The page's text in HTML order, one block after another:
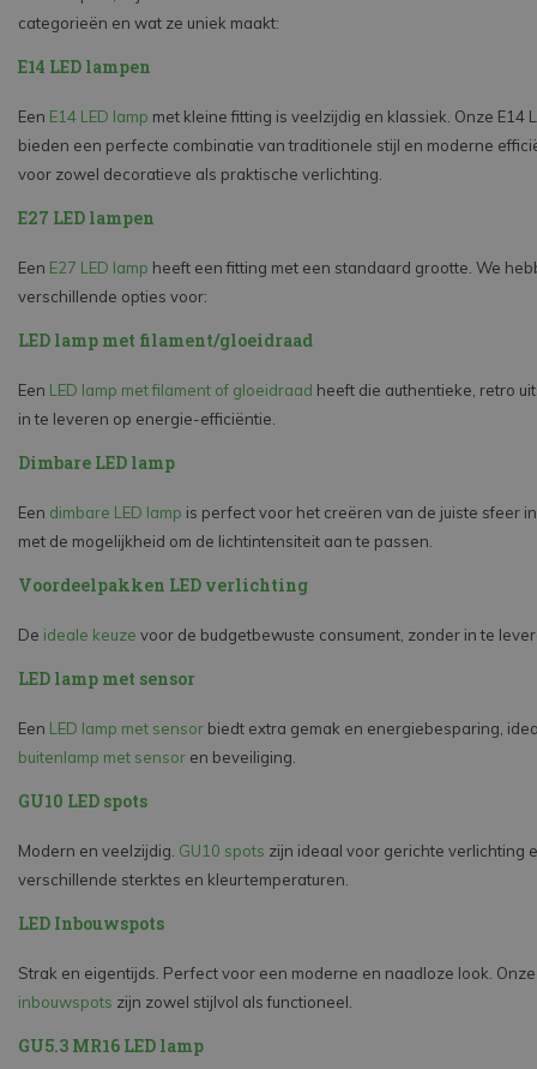
categorieën en wat ze uniek maakt:
E14 LED lampen
Een E14 LED lamp met kleine fitting is veelzijdig en klassiek. Onze E14
bieden een perfecte combinatie van traditionele stijl en moderne
voor zowel decoratieve als praktische verlichting.
E27 LED lampen
Een E27 LED lamp heeft een fitting met een standaard grootte. We
verschillende opties voor:
LED lamp met filament/gloeidraad
Een LED lamp met filament of gloeidraad heeft die authentieke, retro
in te leveren op energie-efficiëntie.
Dimbare LED lamp
Een dimbare LED lamp is perfect voor het creëren van de juiste sfeer
met de mogelijkheid om de lichtintensiteit aan te passen.
Voordeelpakken LED verlichting
De ideale keuze voor de budgetbewuste consument, zonder in te
LED lamp met sensor
Een LED lamp met sensor biedt extra gemak en energiebesparing,
buitenlamp met sensor en beveiliging.
GU10 LED spots
Modern en veelzijdig. GU10 spots zijn ideaal voor gerichte verlichting
verschillende sterktes en kleurtemperaturen.
LED Inbouwspots
Strak en eigentijds. Perfect voor een moderne en naadloze look.
inbouwspots zijn zowel stijlvol als functioneel.
GU5.3 MR16 LED lamp